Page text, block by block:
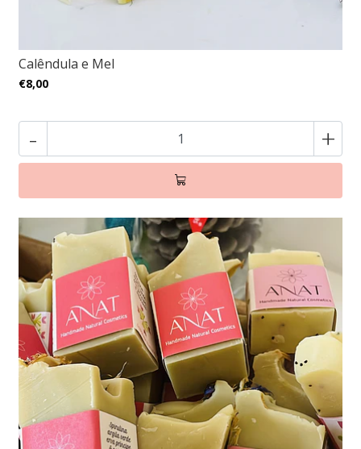
Calêndula e Mel
€8,00
- +